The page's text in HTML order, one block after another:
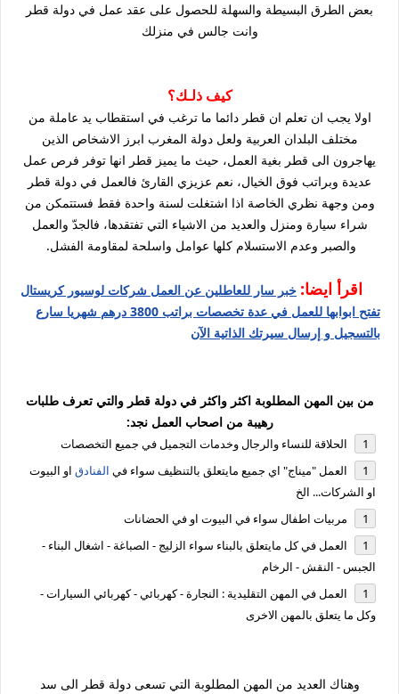
بعض الطرق البسيطة والسهلة للحصول على عقد عمل في دولة قطر
وانت جالس في منزلك
كيف ذلـك؟
اولا يجب ان تعلم ان قطر دائما ما ترغب في استقطاب يد عاملة من
مختلف البلدان العربية ولعل دولة المغرب ابرز الاشخاص الذين
يهاجرون الى قطر بغية العمل، حيث ما يميز قطر انها توفر فرص عمل
عديدة وبراتب فوق الخيال، نعم عزيزي القارئ فالعمل في دولة قطر
ومن وجهة نظري الخاصة اذا اشتغلت لسنة واحدة فقط فستتمكن من
شراء سيارة ومنزل والعديد من الاشياء التي تفتقدها، فالجدّ والعمل
والصبر وعدم الاستسلام كلها عوامل واسلحة لمقاومة الفشل.
اقرأ ايضا: خبر سار للعاطلين عن العمل شركات لوسيور كريستال
تفتح ابوابها للعمل في عدة تخصصات براتب 3800 درهم شهريا سارع
بالتسجيل و إرسال سيرتك الذاتية الآن
من بين المهن المطلوبة اكثر واكثر في دولة قطر والتي تعرف طلبات
رهيبة من اصحاب العمل نجد:
الحلاقة للنساء والرجال وخدمات التجميل في جميع التخصصات
العمل "ميناج" اي جميع مايتعلق بالتنظيف سواء في الفنادق او البيوت
او الشركات... الخ
مربيات اطفال سواء في البيوت او في الحضانات
العمل في كل مايتعلق بالبناء سواء الزليج - الصباغة - اشغال البناء -
الجبس - النقش - الرخام
العمل في المهن التقليدية : النجارة - كهربائي - كهربائي السيارات -
وكل ما يتعلق بالمهن الاخرى
وهناك العديد من المهن المطلوبة التي تسعى دولة قطر الى سد